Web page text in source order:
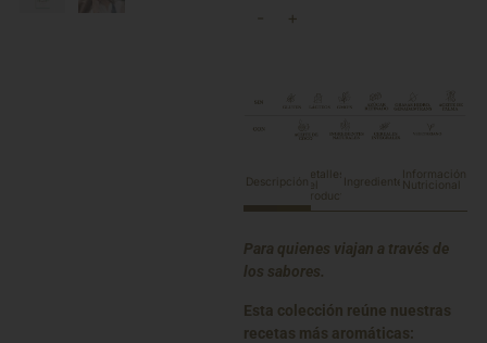
+
Descripción
Detalles
del
Producto
Ingredientes
Información
Nutricional
Para quienes viajan a través de
los sabores.
Esta colección reúne nuestras
recetas más aromáticas: